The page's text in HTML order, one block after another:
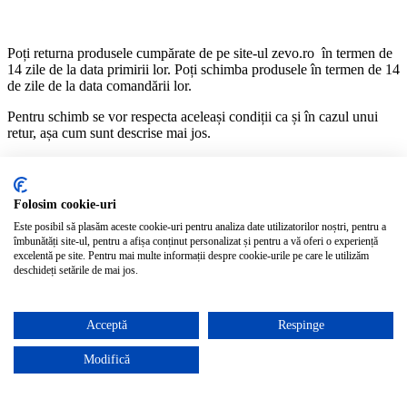
Poți returna produsele cumpărate de pe site-ul zevo.ro în termen de
14 zile de la data primirii lor. Poți schimba produsele în termen de 14
de zile de la data comandării lor.
Pentru schimb se vor respecta aceleași condiții ca și în cazul unui
retur, așa cum sunt descrise mai jos.
acestea sunt în ambalajele originale, au toate etichetele atașate și nu
prezintă urme de deteriorare sau uzură. De aceea, îți sugerăm să
probezi produsele când le primești și să te asiguri că îți vin bine,
înainte de a rupe etichetele și de a le purta propriu-zis.
Suntem 100% încrezători în produsele noastre. Dacă totuşi nu eşti pe
deplin mulţumit, poţi returna produsul urmând 3 paşi simpli:
etichete/ sigiliu intacte, nefolosit, curat). Ambalați produsul
corespunzător transportului, nu lipiți nimic direct pe ambalajul
original al produsului, acesta face parte integrantă din produs,
iar dacă ați primit ambalajul produsului lipit cu scotch
Folosim cookie-uri
Este posibil să plasăm aceste cookie-uri pentru analiza date utilizatorilor noștri, pentru a
îmbunătăți site-ul, pentru a afișa conținut personalizat și pentru a vă oferi o experiență
excelentă pe site. Pentru mai multe informații despre cookie-urile pe care le utilizăm
deschideți setările de mai jos.
Acceptă Respinge
Modifică